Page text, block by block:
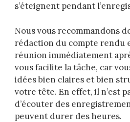
s’éteignent pendant
Nous vous recommandons
rédaction du compte rendu
réunion immédiatement
vous facilite la tâche, car
idées bien claires et bien
votre tête. En effet, il n’est
d’écouter des
peuvent durer des heures.